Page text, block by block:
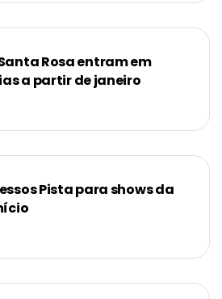
Rosa entram em
a partir de janeiro
Pista para shows da